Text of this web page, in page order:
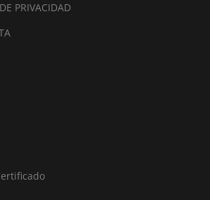
PRIVACIDAD